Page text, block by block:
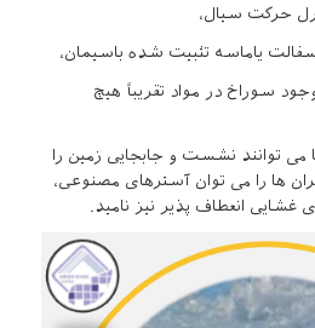
حرکت سیال،
یاماسه تثبیت شده باسیمان،
سوراخ در مواد تقریباً هیچ
می توانند نشست و جابجایی زمین را
ها را می توان آسترهای مصنوعی،
غشایی انعطاف پذیر نیز نامید.